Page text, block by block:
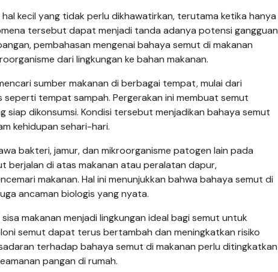
kecil yang tidak perlu dikhawatirkan, terutama ketika hanya
tersebut dapat menjadi tanda adanya potensi gangguan
pembahasan mengenai bahaya semut di makanan
dari lingkungan ke bahan makanan.
sumber makanan di berbagai tempat, mulai dari
seperti tempat sampah. Pergerakan ini membuat semut
dikonsumsi. Kondisi tersebut menjadikan bahaya semut
kehidupan sehari-hari.
bakteri, jamur, dan mikroorganisme patogen lain pada
berjalan di atas makanan atau peralatan dapur,
makanan. Hal ini menunjukkan bahwa bahaya semut di
ancaman biologis yang nyata.
makanan menjadi lingkungan ideal bagi semut untuk
semut dapat terus bertambah dan meningkatkan risiko
terhadap bahaya semut di makanan perlu ditingkatkan
pangan di rumah.